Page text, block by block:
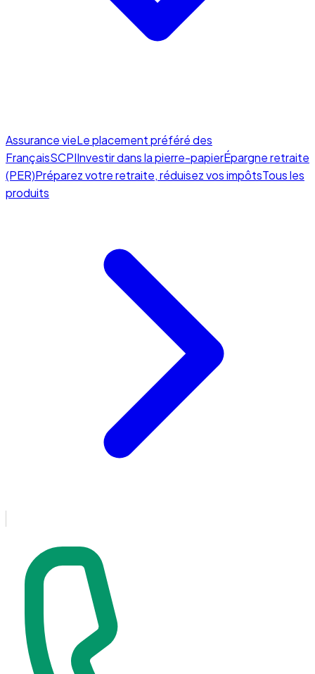
Assurance vieLe placement préféré des
FrançaisSCPIInvestir dans la pierre-papierÉpargne retraite
(PER)Préparez votre retraite, réduisez vos impôtsTous les
produits